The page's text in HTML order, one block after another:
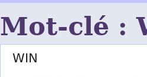
Mot-clé :
WIN